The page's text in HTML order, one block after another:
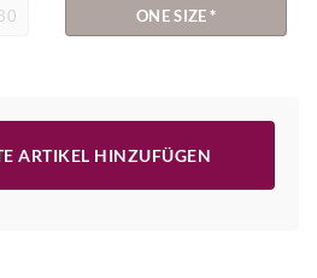
ONE SIZE*
ARTIKEL HINZUFÜGEN